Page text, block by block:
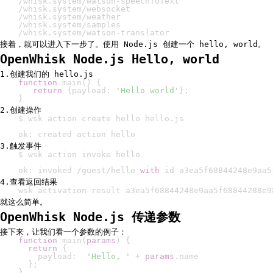
/whisk . system /websocket
/whisk . system /weather
/whisk . system /samples
/whisk . system /watson - translator
接着，就可以进入下一步了。使用 Node.js 创建一个 hello, world。
OpenWhisk Node.js Hello, world
1.创建我们的 hello.js
function main ()
{
return
{ payload : 'Hello world' };
}
2.创建操作
$ wsk action create hello hello . js
ok :
created action hello
3.触发事件
$ wsk action invoke hello
ok : invoked /guest / hello with id
4.查看返回结果
wsk activation result
就这么简单。
OpenWhisk Node.js 传递参数
接下来，让我们看一个参数的例子：
function main ( params )
{
return
{
payload : 'Hello, ' + params . name
};